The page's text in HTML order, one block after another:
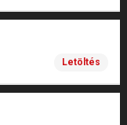
Letöltés